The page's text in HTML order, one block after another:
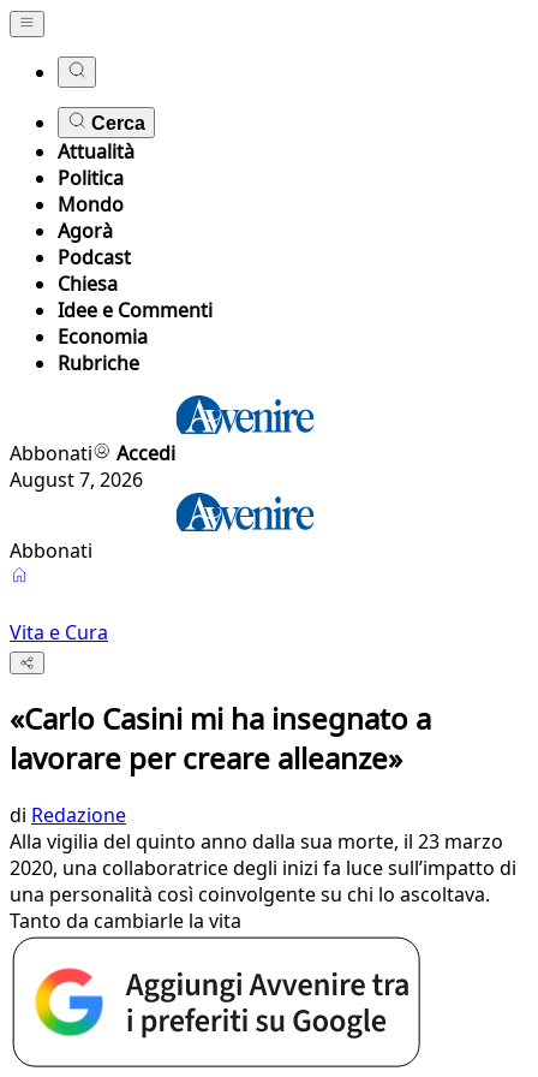
Cerca
Attualità
Politica
Mondo
Agorà
Podcast
Chiesa
Idee e Commenti
Economia
Rubriche
Abbonati
Accedi
August 7, 2026
Abbonati
Vita e Cura
«Carlo Casini mi ha insegnato a
lavorare per creare alleanze»
di Redazione
Alla vigilia del quinto anno dalla sua morte, il 23 marzo
2020, una collaboratrice degli inizi fa luce sull’impatto di
una personalità così coinvolgente su chi lo ascoltava.
Tanto da cambiarle la vita